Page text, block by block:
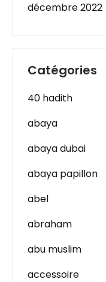
décembre 2022
Catégories
40 hadith
abaya
abaya dubai
abaya papillon
abel
abraham
abu muslim
accessoire